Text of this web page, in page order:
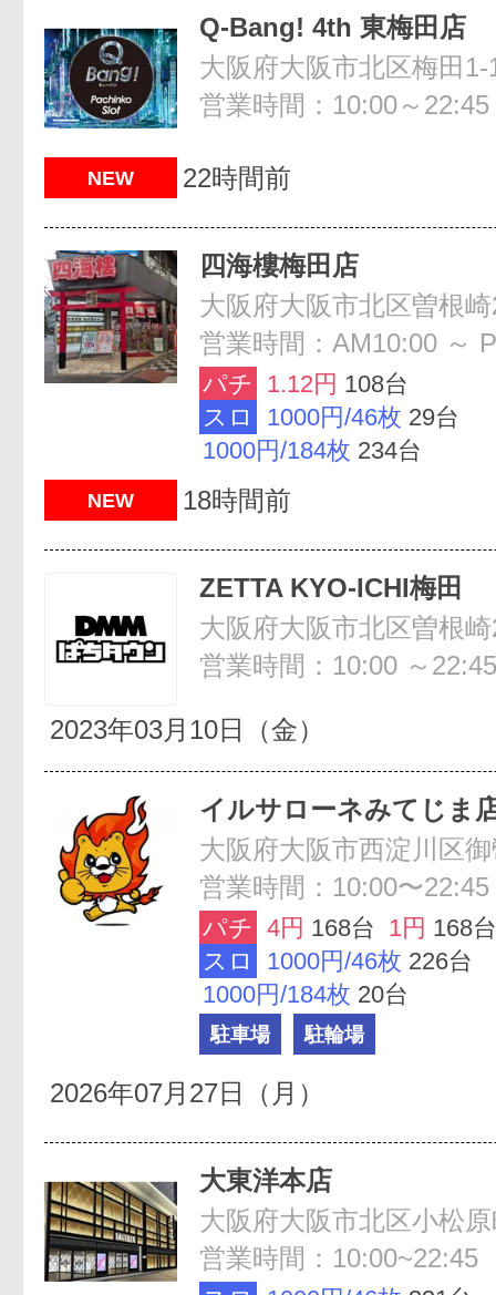
Q-Bang! 4th 東梅田店
営業時間：10:00～22:45
NEW 22時間前
四海樓梅田店
大阪府大阪市北区曽根
営業時間：AM10:00 ～
パチ 1.12円 108台
スロ
1000円/46枚 29台
1000円/184枚 234台
NEW 18時間前
ZETTA KYO-ICHI梅田
営業時間：10:00 ～22:45
2023年03月10日（金）
イルサローネみてじま
大阪府大阪市西淀川区
営業時間：10:00〜22:45
パチ 4円 168台 1円 168台
スロ
1000円/46枚 226台
1000円/184枚 20台
駐車場 駐輪場
2026年07月27日（月）
大東洋本店
大阪府大阪市北区小松
営業時間：10:00~22:45